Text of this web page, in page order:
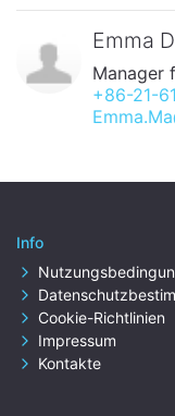
Emma
Manager
+86-21-
Info
Cookie-Richtlinien
Impressum
Kontakte